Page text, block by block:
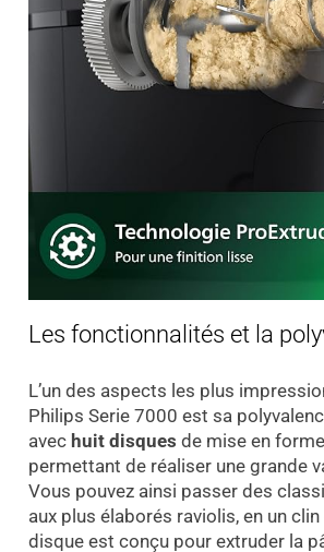
Les fonctionnalités et la
L’un des aspects les plus
Philips Serie 7000 est sa
avec huit disques de mise en
permettant de réaliser une grande
Vous pouvez ainsi passer des
aux plus élaborés raviolis, en un
disque est conçu pour extruder la